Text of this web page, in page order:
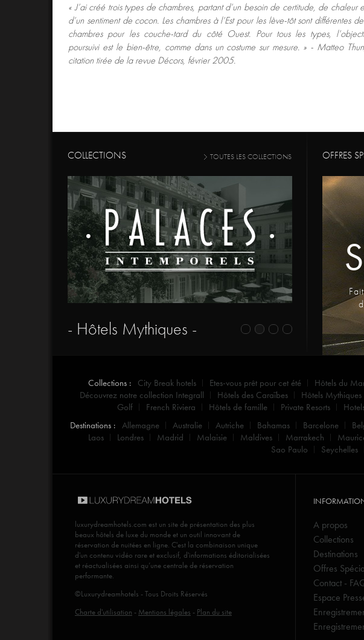
« J’ai créé trois types de chambres, partant d’un besoin de certitude, de chaleur
d’un sentiment de cocon. Les chambres à l’Est pour les lève-tôt sont différentes
chambres pour les couche-tard du côté Ouest. Pour tous les types,
poursuivi est le bien-être, comme dans un costume sur mesure. » - Matteo
citation tirée de la revue Décors, février 2005.
COLLECTIONS TOUTES LES COLLECTIONS
- Hôtels Mythiques -
OFFRES
Collections : City Break hotels Etes-vous prêt pour cet été Hôtels du
Découvrez notre collection Integrall
Hôtels des Caraïbes Hôtels Mythiques
Golf
French Riviera Hôtels de famille Private Resorts
Destinations : Allemagne Australie Autriche Bahamas Barcelone
Laos
Londres Madrid Malaisie Maldives Marrakech
Sao Paulo
Seychelles
luxurydreamhotels.com est un site de présentation des plus
beaux hôtels de luxe du monde et un outil innovant de
réservation de nuitées en ligne. C'est la combinaison unique
d'un contenu vidéo rare et exclusif, d'informations éditorialisées
et réactualisées ainsi qu’une centrale de réservation
performante.
©Luxurydreamhotels - Tous Droits Réservés
Charte d'utilisation - Mentions légales - Plan du site
A propos
Collections
Destinations
Offres
Contact -
Espace